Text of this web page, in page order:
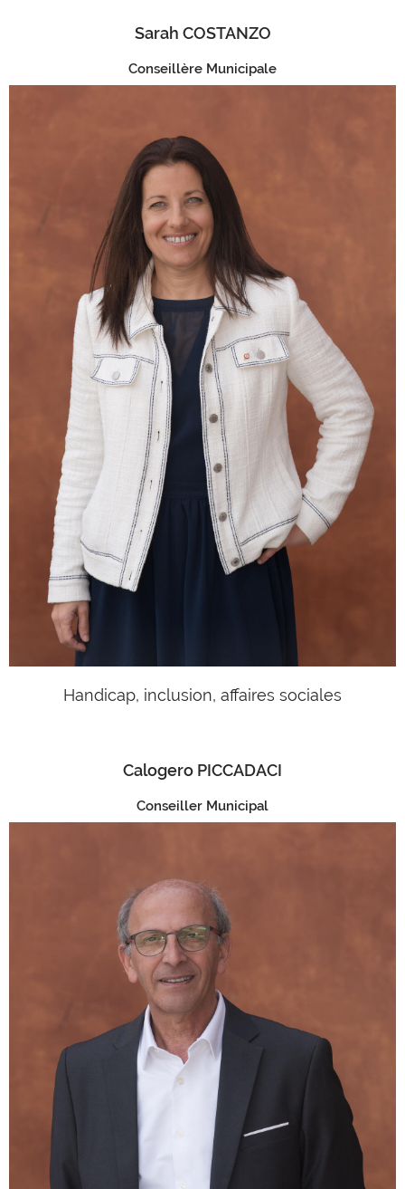
Sarah COSTANZO
Conseillère Municipale
Handicap, inclusion, affaires sociales
Calogero PICCADACI
Conseiller Municipal